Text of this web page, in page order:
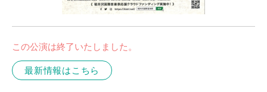
この公演は終了いたしました。
最新情報はこちら